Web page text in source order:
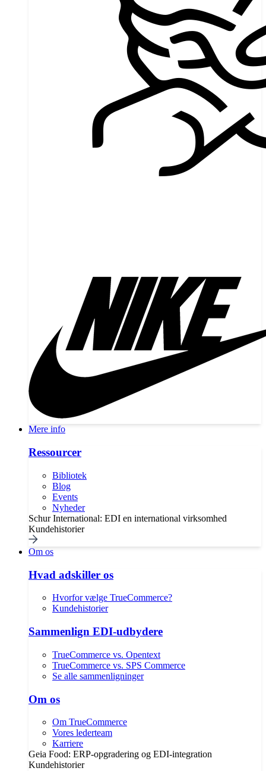
Mere info
Ressourcer
Bibliotek
Blog
Events
Nyheder
Schur International: EDI en international virksomhed
Kundehistorier
Om os
Hvad adskiller os
Hvorfor vælge TrueCommerce?
Kundehistorier
Sammenlign EDI-udbydere
TrueCommerce vs. Opentext
TrueCommerce vs. SPS Commerce
Se alle sammenligninger
Om os
Om TrueCommerce
Vores lederteam
Karriere
Geia Food: ERP-opgradering og EDI-integration
Kundehistorier